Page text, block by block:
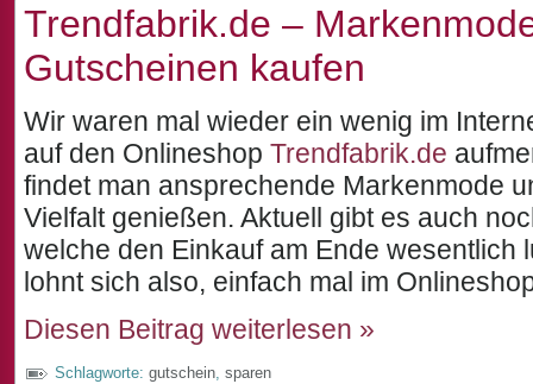
Trendfabrik.de –
Gutscheinen kaufen
Wir waren mal wieder ein wenig im
auf den Onlineshop Trendfabrik.de
findet man ansprechende Markenmode
Vielfalt genießen. Aktuell gibt es auch
welche den Einkauf am Ende wesentlich
lohnt sich also, einfach mal im
Diesen Beitrag weiterlesen »
Schlagworte: gutschein, sparen